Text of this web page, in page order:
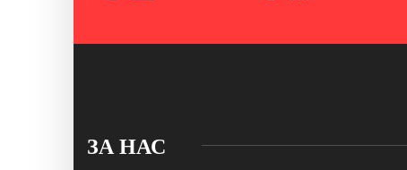
ЗА НАС